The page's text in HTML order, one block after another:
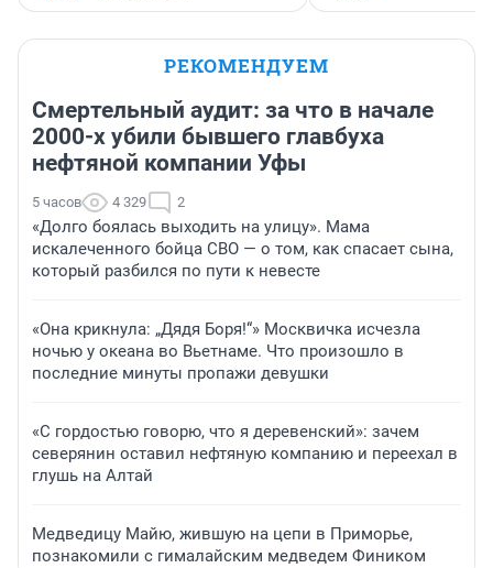
РЕКОМЕНДУЕМ
Смертельный аудит: за что в начале
2000-х убили бывшего главбуха
нефтяной компании Уфы
5 часов 4 329 2
«Долго боялась выходить на улицу». Мама
искалеченного бойца СВО — о том, как спасает сына,
который разбился по пути к невесте
«Она крикнула: „Дядя Боря!“» Москвичка исчезла
ночью у океана во Вьетнаме. Что произошло в
последние минуты пропажи девушки
«С гордостью говорю, что я деревенский»: зачем
северянин оставил нефтяную компанию и переехал в
глушь на Алтай
Медведицу Майю, жившую на цепи в Приморье,
познакомили с гималайским медведем Фиником